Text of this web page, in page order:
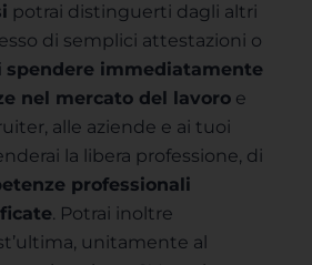
potrai distinguerti dagli altri
di semplici attestazioni o
spendere immediatamente
nel mercato del lavoro e
alle aziende e ai tuoi
la libera professione, di
professionali
. Potrai inoltre
unitamente al